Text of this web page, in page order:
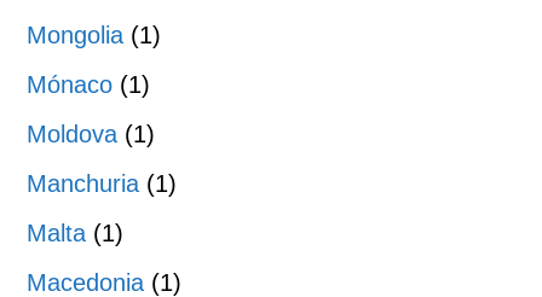
Mongolia (1)
Mónaco (1)
Moldova (1)
Manchuria (1)
Malta (1)
Macedonia (1)